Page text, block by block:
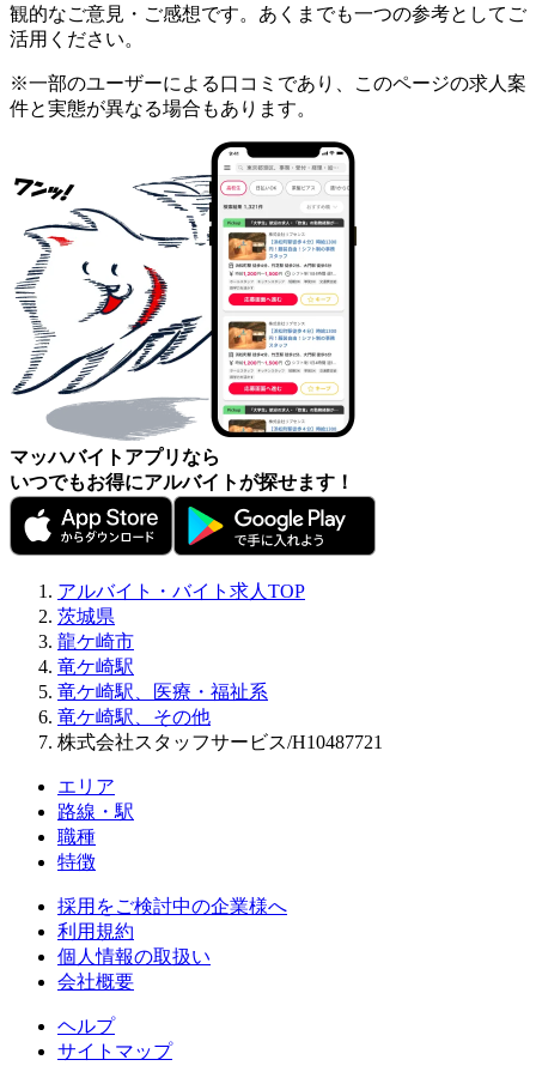
観的なご意見・ご感想です。あくまでも一つの参考としてご
活用ください。
※一部のユーザーによる口コミであり、このページの求人案
件と実態が異なる場合もあります。
マッハバイトアプリなら
いつでもお得にアルバイトが探せます！
アルバイト・バイト求人TOP
茨城県
龍ケ崎市
竜ケ崎駅
竜ケ崎駅、医療・福祉系
竜ケ崎駅、その他
株式会社スタッフサービス/H10487721
エリア
路線・駅
職種
特徴
採用をご検討中の企業様へ
利用規約
個人情報の取扱い
会社概要
ヘルプ
サイトマップ